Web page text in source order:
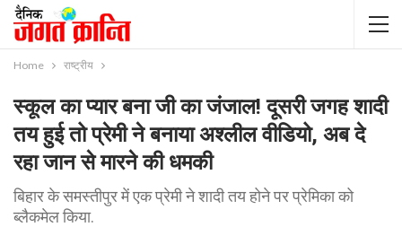
Home राष्ट्रीय
स्कूल का प्यार बना जी का जंजाल! दूसरी जगह शादी
तय हुई तो प्रेमी ने बनाया अश्लील वीडियो, अब दे
रहा जान से मारने की धमकी
बिहार के समस्तीपुर में एक प्रेमी ने शादी तय होने पर प्रेमिका को
ब्लैकमेल किया.